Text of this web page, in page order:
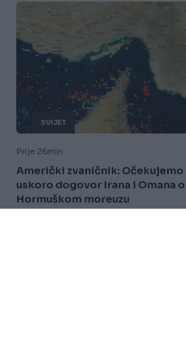
SVIJET
Prije 26min
Američki zvaničnik: Očekujemo
uskoro dogovor Irana i Omana o
Hormuškom moreuzu